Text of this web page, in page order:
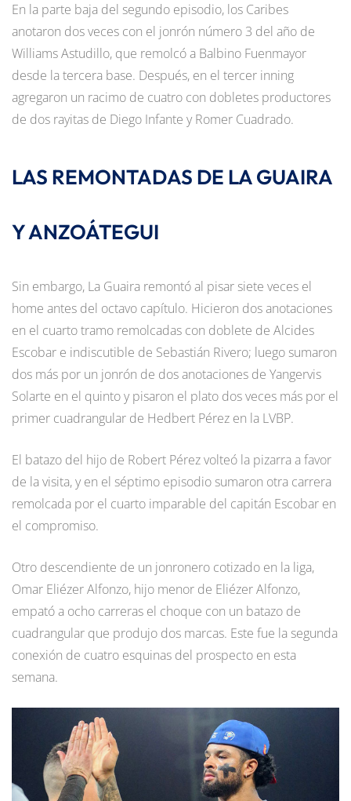
En la parte baja del segundo episodio, los Caribes
anotaron dos veces con el jonrón número 3 del año de
Williams Astudillo, que remolcó a Balbino Fuenmayor
desde la tercera base. Después, en el tercer inning
agregaron un racimo de cuatro con dobletes productores
de dos rayitas de Diego Infante y Romer Cuadrado.
LAS REMONTADAS DE LA GUAIRA
Y ANZOÁTEGUI
Sin embargo, La Guaira remontó al pisar siete veces el
home antes del octavo capítulo. Hicieron dos anotaciones
en el cuarto tramo remolcadas con doblete de Alcides
Escobar e indiscutible de Sebastián Rivero; luego sumaron
dos más por un jonrón de dos anotaciones de Yangervis
Solarte en el quinto y pisaron el plato dos veces más por el
primer cuadrangular de Hedbert Pérez en la LVBP.
El batazo del hijo de Robert Pérez volteó la pizarra a favor
de la visita, y en el séptimo episodio sumaron otra carrera
remolcada por el cuarto imparable del capitán Escobar en
el compromiso.
Otro descendiente de un jonronero cotizado en la liga,
Omar Eliézer Alfonzo, hijo menor de Eliézer Alfonzo,
empató a ocho carreras el choque con un batazo de
cuadrangular que produjo dos marcas. Este fue la segunda
conexión de cuatro esquinas del prospecto en esta
semana.